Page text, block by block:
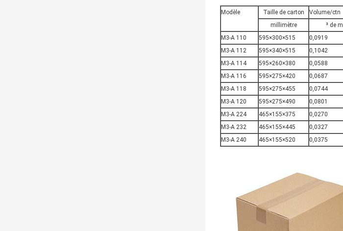
Modèle Taille de carton Volume/ctn
millimètre
³ de m
M3-A 110
595×300×515 0,0919
M3-A 112
595×340×515 0,1042
M3-A 114
595×260×380 0,0588
M3-A 116
595×275×420 0,0687
M3-A 118
595×275×455 0,0744
M3-A 120
595×275×490 0,0801
M3-A 224
465×155×375 0,0270
M3-A 232
465×155×445 0,0327
M3-A 240
465×155×520 0,0375